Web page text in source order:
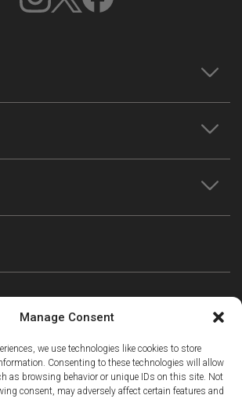
Manage Consent
we use technologies like cookies to store
Consenting to these technologies will allow
as browsing behavior or unique IDs on this site. Not
consent, may adversely affect certain features and